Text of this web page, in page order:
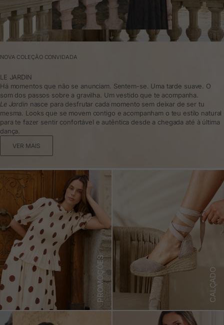
NOVA COLEÇÃO CONVIDADA
LE JARDIN
Há momentos que não se anunciam. Sentem-se. Uma tarde suave. O
som dos passos sobre a gravilha. Um vestido que te acompanha.
Le Jardin nasce para desfrutar cada momento sem deixar de ser tu
mesma. Looks que se movem contigo e acompanham o teu estilo natural
para te fazer sentir confortável e autêntica desde a chegada até à última
dança.
VER MAIS
PROMOÇÕES CALÇADO